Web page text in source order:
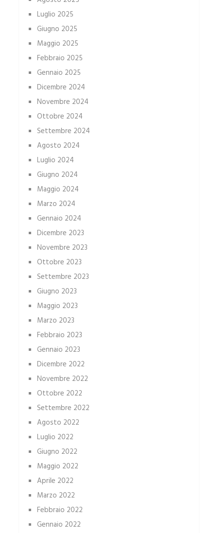
Luglio 2025
Giugno 2025
Maggio 2025
Febbraio 2025
Gennaio 2025
Dicembre 2024
Novembre 2024
Ottobre 2024
Settembre 2024
Agosto 2024
Luglio 2024
Giugno 2024
Maggio 2024
Marzo 2024
Gennaio 2024
Dicembre 2023
Novembre 2023
Ottobre 2023
Settembre 2023
Giugno 2023
Maggio 2023
Marzo 2023
Febbraio 2023
Gennaio 2023
Dicembre 2022
Novembre 2022
Ottobre 2022
Settembre 2022
Agosto 2022
Luglio 2022
Giugno 2022
Maggio 2022
Aprile 2022
Marzo 2022
Febbraio 2022
Gennaio 2022